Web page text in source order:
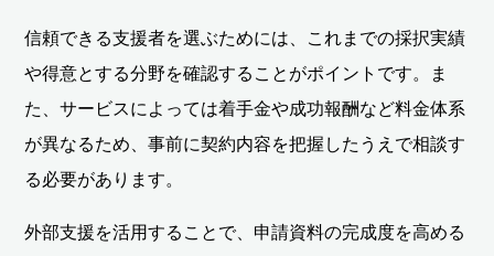
信頼できる支援者を選ぶためには、これまでの採択実績
や得意とする分野を確認することがポイントです。ま
た、サービスによっては着手金や成功報酬など料金体系
が異なるため、事前に契約内容を把握したうえで相談す
る必要があります。
外部支援を活用することで、申請資料の完成度を高める